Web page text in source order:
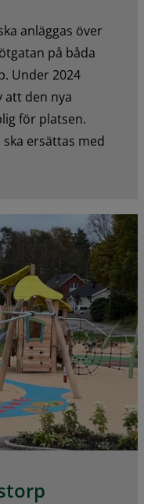
anläggas över
på båda
Under 2024
att den nya
för platsen.
ersättas med